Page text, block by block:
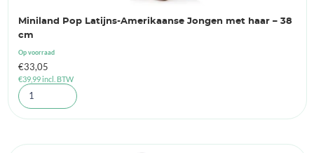
Miniland Pop Latijns-Amerikaanse Jongen met haar – 38
cm
Op voorraad
€33,05
€39,99incl. BTW